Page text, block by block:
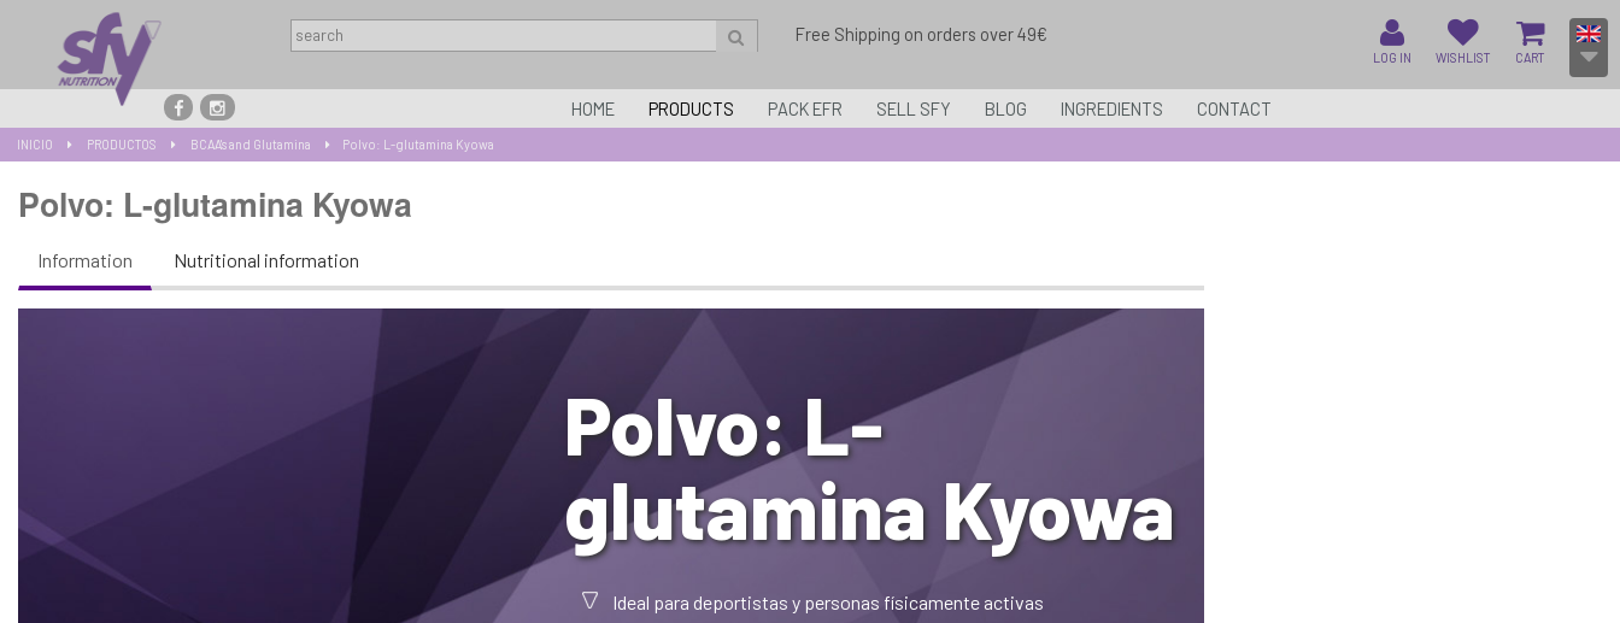
Free Shipping on orders over 49€
LOG IN WISHLIST CART
HOME PRODUCTS PACK EFR SELL SFY BLOG INGREDIENTS CONTACT
INICIO PRODUCTOS BCAA's and Glutamina Polvo: L-glutamina Kyowa
Polvo: L-glutamina Kyowa
Information Nutritional information
Polvo: L-
glutamina Kyowa
Ideal para deportistas y personas físicamente activas